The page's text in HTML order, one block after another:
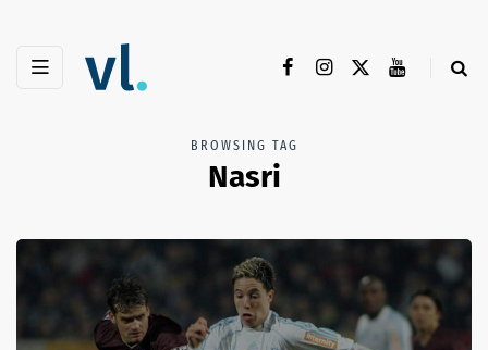
BROWSING TAG
Nasri